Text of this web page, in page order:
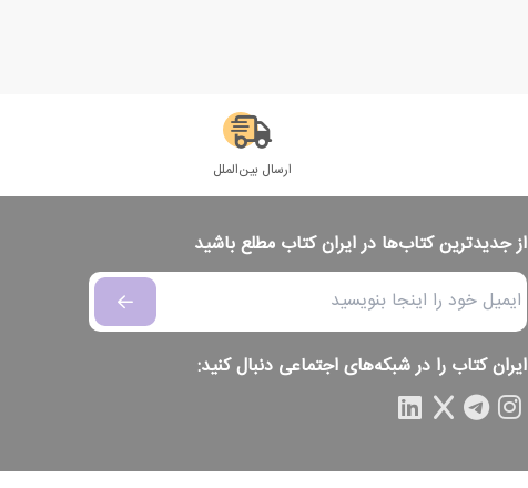
ارسال بین‌الملل
از جدیدترین کتاب‌ها در ایران کتاب مطلع باشید
ایران کتاب را در شبکه‌های اجتماعی دنبال کنید: